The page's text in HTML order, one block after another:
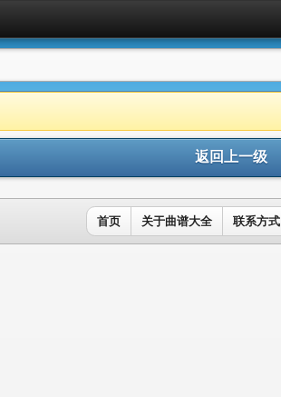
返回上一级
首页 关于曲谱大全 联系方式